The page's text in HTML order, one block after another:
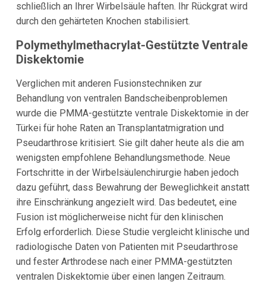
schließlich an Ihrer Wirbelsäule haften. Ihr Rückgrat wird
durch den gehärteten Knochen stabilisiert.
Polymethylmethacrylat-Gestützte Ventrale
Diskektomie
Verglichen mit anderen Fusionstechniken zur
Behandlung von ventralen Bandscheibenproblemen
wurde die PMMA-gestützte ventrale Diskektomie in der
Türkei für hohe Raten an Transplantatmigration und
Pseudarthrose kritisiert. Sie gilt daher heute als die am
wenigsten empfohlene Behandlungsmethode. Neue
Fortschritte in der Wirbelsäulenchirurgie haben jedoch
dazu geführt, dass Bewahrung der Beweglichkeit anstatt
ihre Einschränkung angezielt wird. Das bedeutet, eine
Fusion ist möglicherweise nicht für den klinischen
Erfolg erforderlich. Diese Studie vergleicht klinische und
radiologische Daten von Patienten mit Pseudarthrose
und fester Arthrodese nach einer PMMA-gestützten
ventralen Diskektomie über einen langen Zeitraum.